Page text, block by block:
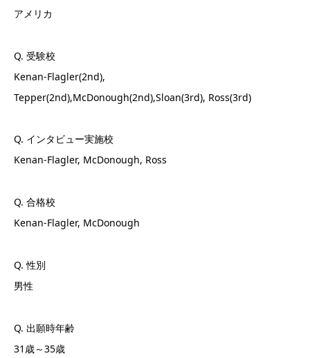
アメリカ
Q. 受験校
Kenan-Flagler(2nd),
Tepper(2nd),McDonough(2nd),Sloan(3rd), Ross(3rd)
Q. インタビュー実施校
Kenan-Flagler, McDonough, Ross
Q. 合格校
Kenan-Flagler, McDonough
Q. 性別
男性
Q. 出願時年齢
31歳～35歳